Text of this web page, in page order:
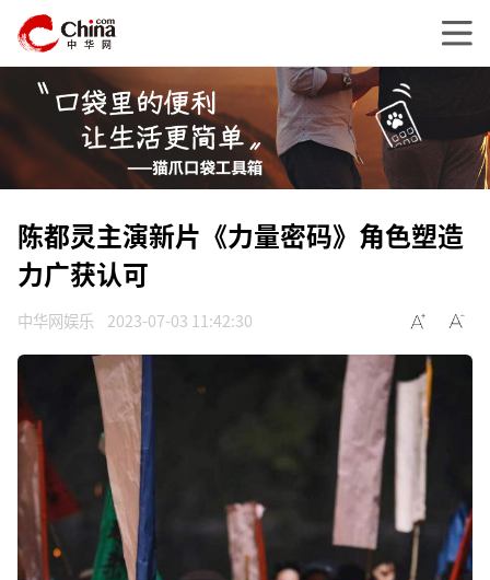
陈都灵主演新片《力量密码》角色塑造
力广获认可
中华网娱乐 2023-07-03 11:42:30